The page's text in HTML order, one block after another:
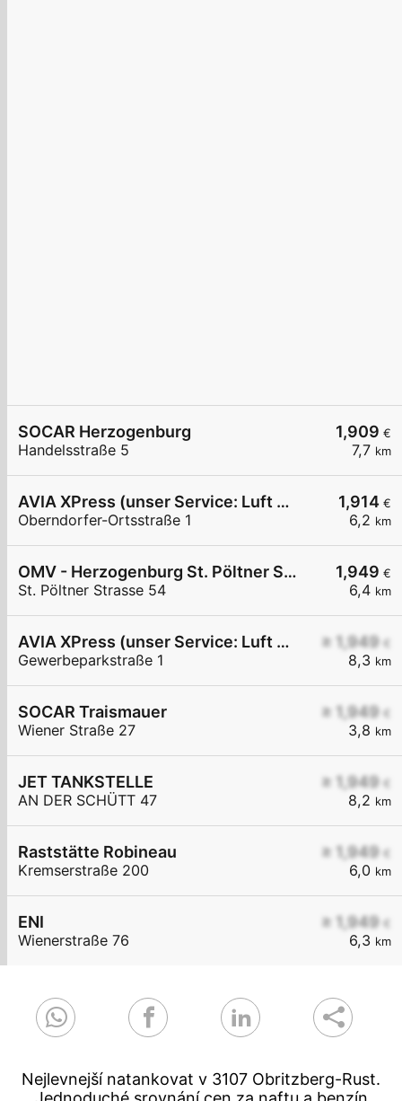
1,909 €
7,7 km
SOCAR Herzogenburg
Handelsstraße 5
1,914 €
6,2 km
AVIA XPress (unser Service: Luft und Wasser)
Oberndorfer-Ortsstraße 1
1,949 €
6,4 km
OMV - Herzogenburg St. Pöltner Straße 54
St. Pöltner Strasse 54
≥ 1,949 €
8,3 km
AVIA XPress (unser Service: Luft und Wasser)
Gewerbeparkstraße 1
≥ 1,949 €
3,8 km
SOCAR Traismauer
Wiener Straße 27
≥ 1,949 €
8,2 km
JET TANKSTELLE
AN DER SCHÜTT 47
≥ 1,949 €
6,0 km
Raststätte Robineau
Kremserstraße 200
≥ 1,949 €
6,3 km
ENI
Wienerstraße 76
Nejlevnejší natankovat v 3107 Obritzberg-Rust.